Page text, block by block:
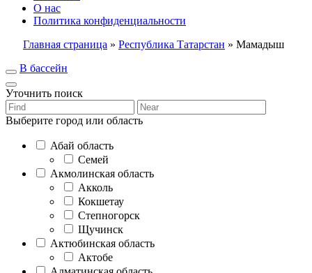
О нас
Политика конфиденциальности
Главная страница » Республика Татарстан » Мамадыш
В бассейн
Уточнить поиск
Выберите город или область
Абай область
Семей
Акмолинская область
Акколь
Кокшетау
Степногорск
Щучинск
Актюбинская область
Актобе